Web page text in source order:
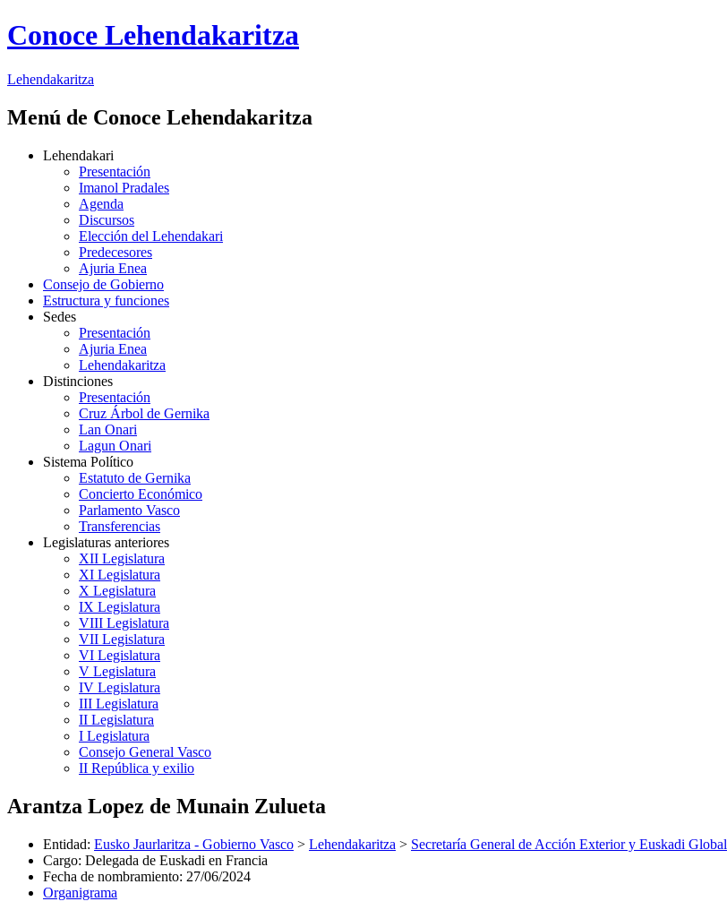
Conoce Lehendakaritza
Lehendakaritza
Menú de Conoce Lehendakaritza
Lehendakari
Presentación
Imanol Pradales
Agenda
Discursos
Elección del Lehendakari
Predecesores
Ajuria Enea
Consejo de Gobierno
Estructura y funciones
Sedes
Presentación
Ajuria Enea
Lehendakaritza
Distinciones
Presentación
Cruz Árbol de Gernika
Lan Onari
Lagun Onari
Sistema Político
Estatuto de Gernika
Concierto Económico
Parlamento Vasco
Transferencias
Legislaturas anteriores
XII Legislatura
XI Legislatura
X Legislatura
IX Legislatura
VIII Legislatura
VII Legislatura
VI Legislatura
V Legislatura
IV Legislatura
III Legislatura
II Legislatura
I Legislatura
Consejo General Vasco
II República y exilio
Arantza Lopez de Munain Zulueta
Entidad: Eusko Jaurlaritza - Gobierno Vasco > Lehendakaritza > Secretaría General de Acción Exterior y Euskadi Global
Cargo: Delegada de Euskadi en Francia
Fecha de nombramiento: 27/06/2024
Organigrama